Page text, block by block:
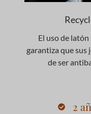
El uso de
garantiza que sus
de ser
2